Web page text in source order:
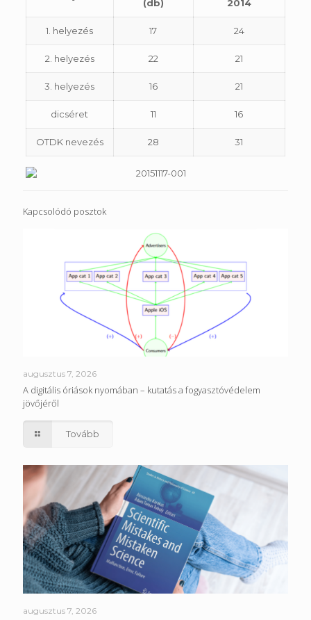
(db) 2014
1. helyezés 17 24
2. helyezés 22 21
3. helyezés 16 21
dicséret 11 16
OTDK nevezés 28 31
Kapcsolódó posztok
augusztus 7, 2026
A digitális óriások nyomában – kutatás a fogyasztóvédelem
jövőjéről
Tovább
augusztus 7, 2026